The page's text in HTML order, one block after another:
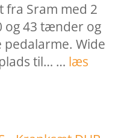
fra Sram med 2
og 43 tænder og
pedalarme. Wide
til… … læs